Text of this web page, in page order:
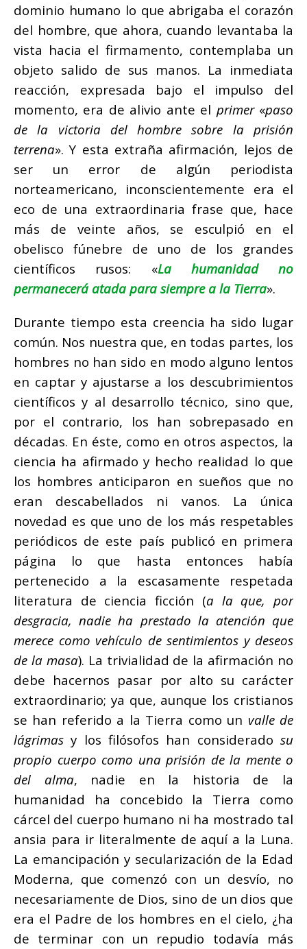
dominio humano lo que abrigaba el corazón
del hombre, que ahora, cuando levantaba la
vista hacia el firmamento, contemplaba un
objeto salido de sus manos. La inmediata
reacción, expresada bajo el impulso del
momento, era de alivio ante el primer«paso
de la victoria del hombre sobre la prisión
terrena». Y esta extraña afirmación, lejos de
ser un error de algún periodista
norteamericano, inconscientemente era el
eco de una extraordinaria frase que, hace
más de veinte años, se esculpió en el
obelisco fúnebre de uno de los grandes
científicos rusos: «La humanidad no
permanecerá atada para siempre a la Tierra».
Durante tiempo esta creencia ha sido lugar
común. Nos nuestra que, en todas partes, los
hombres no han sido en modo alguno lentos
en captar y ajustarse a los descubrimientos
científicos y al desarrollo técnico, sino que,
por el contrario, los han sobrepasado en
décadas. En éste, como en otros aspectos, la
ciencia ha afirmado y hecho realidad lo que
los hombres anticiparon en sueños que no
eran descabellados ni vanos. La única
novedad es que uno de los más respetables
periódicos de este país publicó en primera
página lo que hasta entonces había
pertenecido a la escasamente respetada
literatura de ciencia ficción (a la que, por
desgracia, nadie ha prestado la atención que
merece como vehículo de sentimientos y deseos
de la masa). La trivialidad de la afirmación no
debe hacernos pasar por alto su carácter
extraordinario; ya que, aunque los cristianos
se han referido a la Tierra como un valle de
lágrimas y los filósofos han considerado su
propio cuerpo como una prisión de la mente o
del alma, nadie en la historia de la
humanidad ha concebido la Tierra como
cárcel del cuerpo humano ni ha mostrado tal
ansia para ir literalmente de aquí a la Luna.
La emancipación y secularización de la Edad
Moderna, que comenzó con un desvío, no
necesariamente de Dios, sino de un dios que
era el Padre de los hombres en el cielo, ¿ha
de terminar con un repudio todavía más